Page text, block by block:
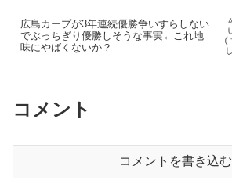
広島カープが3年連続優勝争いすらしない
でぶっちぎり優勝しそうな事実←これ地
味にやばくないか？
コメント
コメントを書き込む